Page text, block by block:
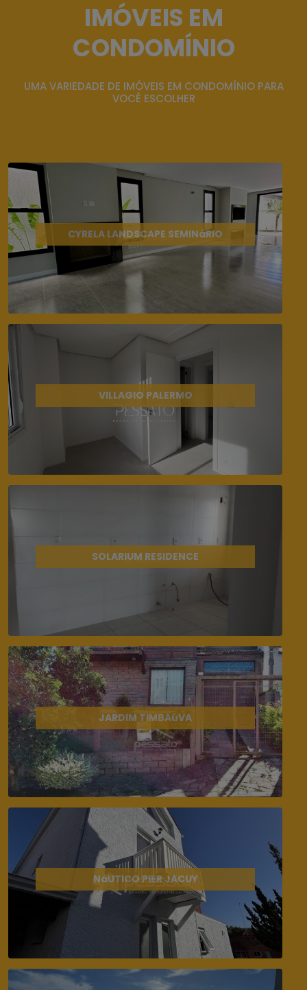
IMÓVEIS EM
CONDOMÍNIO
UMA VARIEDADE DE IMÓVEIS EM CONDOMÍNIO PARA
VOCÊ ESCOLHER
CYRELA LANDSCAPE SEMINáRIO
VILLAGIO PALERMO
SOLARIUM RESIDENCE
JARDIM TIMBAúVA
NáUTICO PIER JACUY